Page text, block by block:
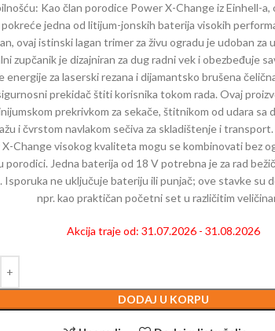
PUMPE – AKUMULATORSKE
PRSKALICE –
AKUMULATORSKE
PROZRAČIVAČI –
AKUMULATORSKI
PUNJAČI
PERAČI – AKUMULATORSKI
SKUTERI
ROBOTSKE KOSAČICE
TRESAČI – AKUMULATORSKI
AKUMULATORSKE
TRIMERI – AKUMULATORSKI
Kao član porodice Power X-Change iz Einhell-a,
jedna od litijum-jonskih baterija visokih
ovaj istinski lagan trimer za živu ogradu je udoban za
zupčanik je dizajniran za dug radni vek i obezbeđuje
energije za laserski rezana i dijamantsko brušena
prekidač štiti korisnika tokom rada. Ovaj
prekrivkom za sekače, štitnikom od udara sa
i čvrstom navlakom sečiva za skladištenje i
Change visokog kvaliteta mogu se kombinovati bez
porodici. Jedna baterija od 18 V potrebna je za rad
Isporuka ne uključuje bateriju ili punjač; ove stavke su
npr. kao praktičan početni set u različitim
Akcija traje od: 31.07.2026 - 31.08.2026
DODAJ U KORPU